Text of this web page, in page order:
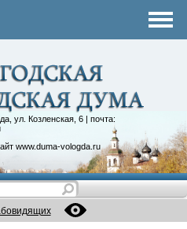
ул. Козленская, 6 | почта:
www.duma-vologda.ru
объединения